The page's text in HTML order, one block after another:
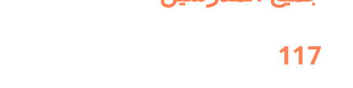
117